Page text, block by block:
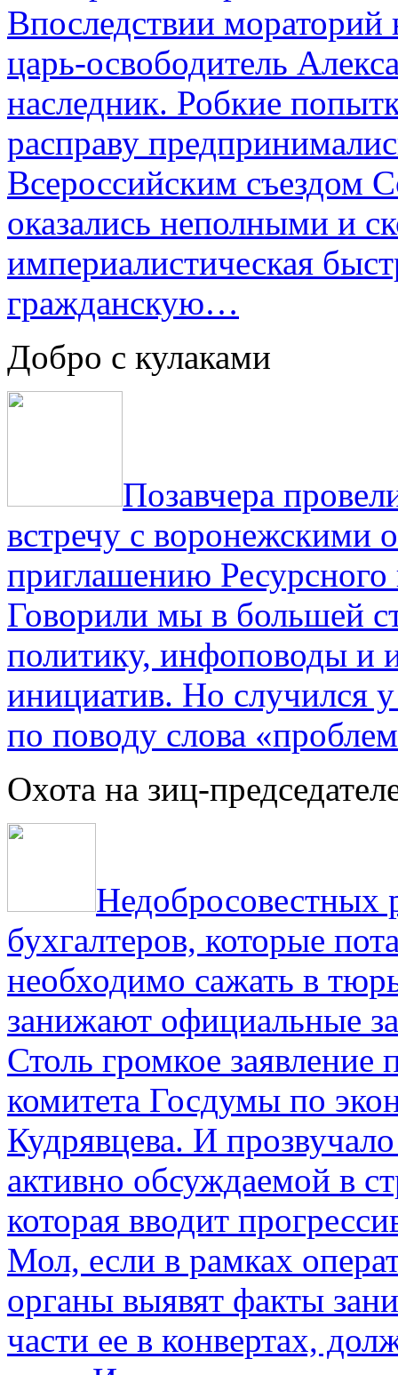
Впоследствии мораторий
царь-освободитель
наследник. Робкие
расправу
Всероссийским съездом
оказались неполными и
империалистическая
гражданскую…
Добро с кулаками
Позавчера
встречу с воронежскими
приглашению
Говорили мы в большей
политику, инфоповоды
инициатив. Но случился
по поводу слова
Охота на зиц-
Недобросовестных
бухгалтеров, которые
необходимо сажать в
занижают официальные
Столь громкое заявление
комитета Госдумы по
Кудрявцева. И
активно обсуждаемой в
которая вводит
Мол, если в рамках
органы выявят факты
части ее в конвертах,